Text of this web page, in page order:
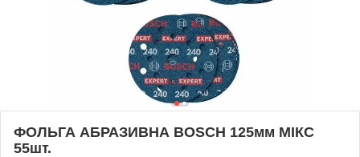
ФОЛЬГА АБРАЗИВНА BOSCH 125мм МІКС
55шт.